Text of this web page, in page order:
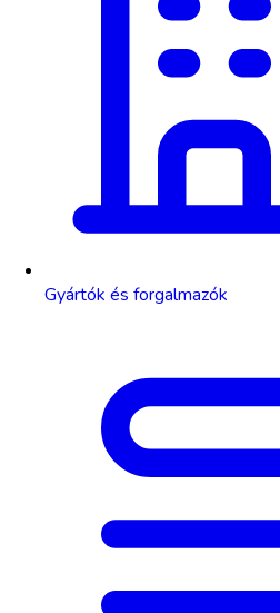
Gyártók és forgalmazók